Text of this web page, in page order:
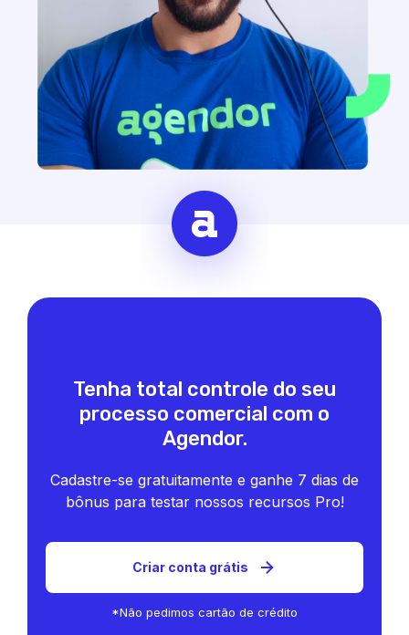
Tenha total controle do seu
processo comercial com o
Agendor.
Cadastre-se gratuitamente e ganhe 7 dias de
bônus para testar nossos recursos Pro!
Criar conta grátis
*Não pedimos cartão de crédito